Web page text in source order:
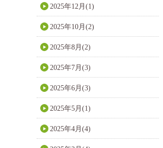
2025年12月(1)
2025年10月(2)
2025年8月(2)
2025年7月(3)
2025年6月(3)
2025年5月(1)
2025年4月(4)